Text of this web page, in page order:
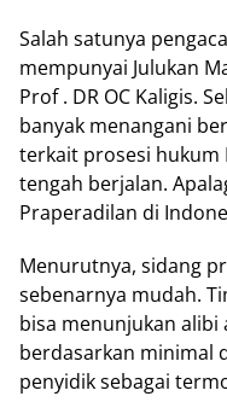
Salah satunya
mempunyai Julukan
Prof . DR OC Kaligis.
banyak menangani
terkait prosesi hukum
tengah berjalan.
Praperadilan di
Menurutnya, sidang
sebenarnya mudah.
bisa menunjukan
berdasarkan minimal
penyidik sebagai